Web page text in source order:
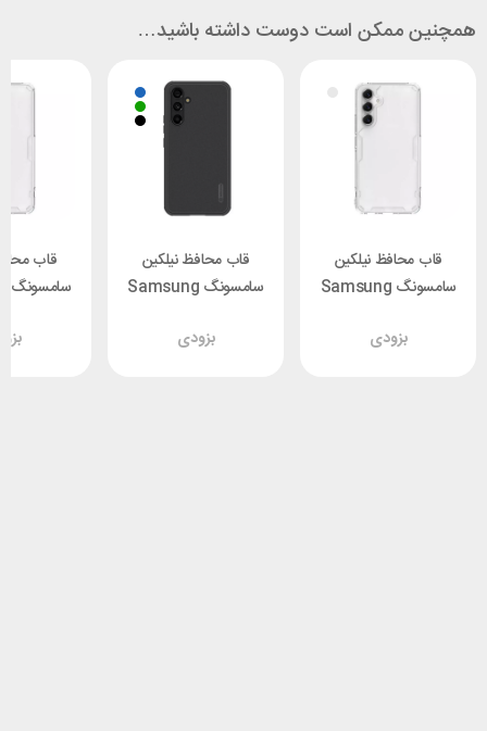
همچنین ممکن است دوست داشته باشید…
قاب محافظ نیلکین
سامسونگ Samsung
Nature TPU Pro
بزودی
قاب محافظ نیلکین
سامسونگ Samsung
Shield Pro
بزودی
قاب
Pro